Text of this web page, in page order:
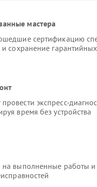
мастера
сертификацию
сохранение гарантийных
экспресс-
время без устройства
на выполненные работы